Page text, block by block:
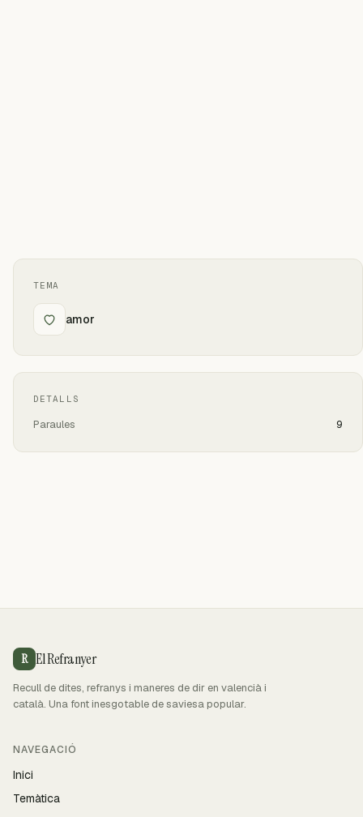
TEMA
amor
DETALLS
Paraules 9
R El Refranyer
Recull de dites, refranys i maneres de dir en valencià i
català. Una font inesgotable de saviesa popular.
NAVEGACIÓ
Inici
Temàtica